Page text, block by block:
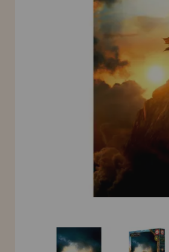
INFORMACIÓN
955 333 133
info@casadelpuzzle.com